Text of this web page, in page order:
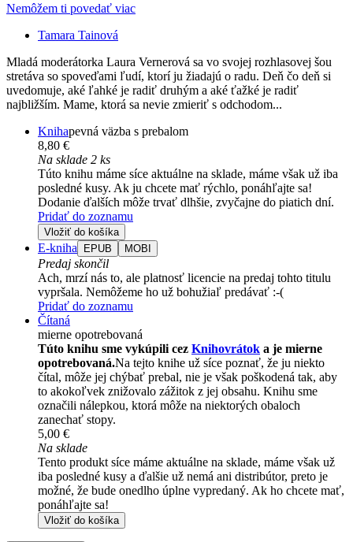
Nemôžem ti povedať viac
Tamara Tainová
Mladá moderátorka Laura Vernerová sa vo svojej rozhlasovej šou
stretáva so spoveďami ľudí, ktorí ju žiadajú o radu. Deň čo deň si
uvedomuje, aké ľahké je radiť druhým a aké ťažké je radiť
najbližším. Mame, ktorá sa nevie zmieriť s odchodom...
Knihapevná väzba s prebalom
8,80 €
Na sklade 2 ks
Túto knihu máme síce aktuálne na sklade, máme však už iba
posledné kusy. Ak ju chcete mať rýchlo, ponáhľajte sa!
Dodanie ďalších môže trvať dlhšie, zvyčajne do piatich dní.
Pridať do zoznamu
Vložiť do košíka
E-kniha EPUB MOBI
Predaj skončil
Ach, mrzí nás to, ale platnosť licencie na predaj tohto titulu
vypršala. Nemôžeme ho už bohužiaľ predávať :-(
Pridať do zoznamu
Čítaná
mierne opotrebovaná
Túto knihu sme vykúpili cez Knihovrátok a je mierne
opotrebovaná.Na tejto knihe už síce poznať, že ju niekto
čítal, môže jej chýbať prebal, nie je však poškodená tak, aby
to akokoľvek znižovalo zážitok z jej obsahu. Knihu sme
označili nálepkou, ktorá môže na niektorých obaloch
zanechať stopy.
5,00 €
Na sklade
Tento produkt síce máme aktuálne na sklade, máme však už
iba posledné kusy a ďalšie už nemá ani distribútor, preto je
možné, že bude onedlho úplne vypredaný. Ak ho chcete mať,
ponáhľajte sa!
Vložiť do košíka